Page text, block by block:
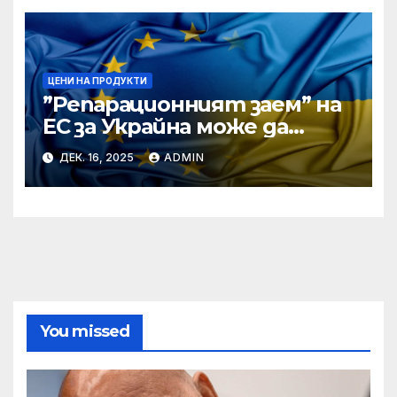
ЦЕНИ НА ПРОДУКТИ
”Репарационният заем” на
ЕС за Украйна може да
достигне 130 милиарда
евро
ДЕК. 16, 2025 ADMIN
You missed